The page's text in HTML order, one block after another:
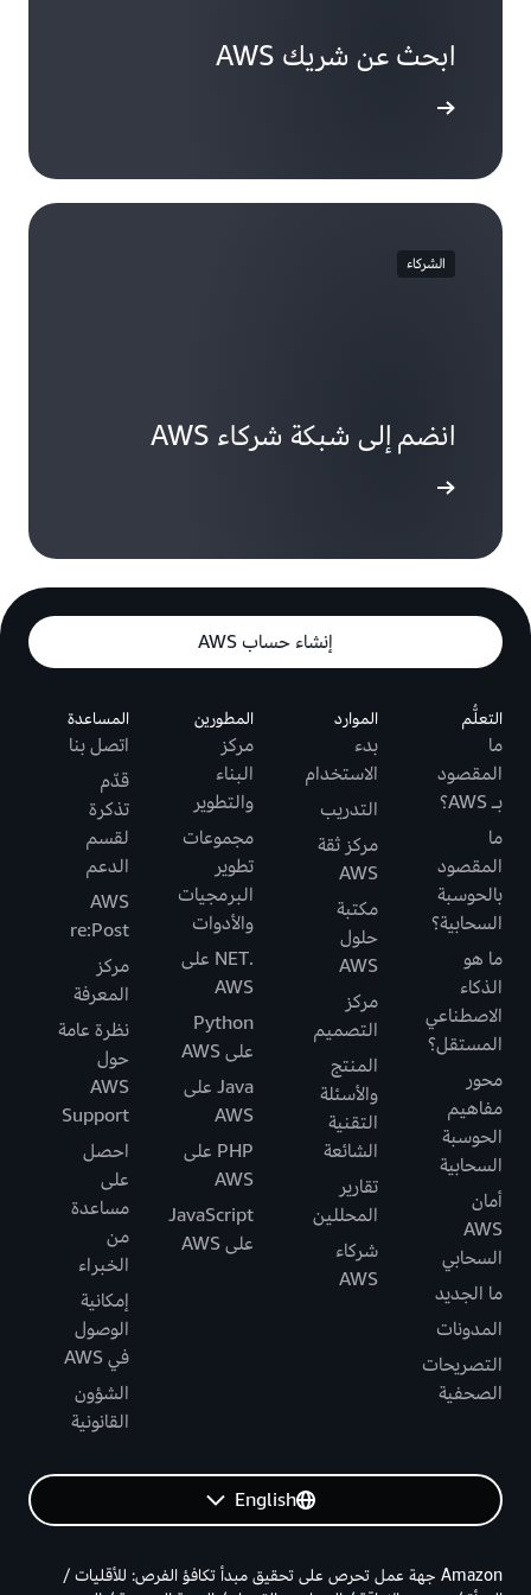
ابحث عن شريك AWS
الشركاء
انضم إلى شبكة شركاء AWS
إنشاء حساب AWS
التعلُّم
ما
المقصود
بـ AWS؟
ما
المقصود
بالحوسبة
السحابية؟
ما هو
الذكاء
الاصطناعي
المستقل؟
محور
مفاهيم
الحوسبة
السحابية
أمان
AWS
السحابي
ما الجديد
المدونات
التصريحات
الصحفية
الموارد
بدء
الاستخدام
التدريب
مركز ثقة
AWS
مكتبة
حلول
AWS
مركز
التصميم
المنتج
والأسئلة
التقنية
الشائعة
تقارير
المحللين
شركاء
AWS
المطورين
مركز
البناء
والتطوير
مجموعات
تطوير
البرمجيات
والأدوات
.NET على
AWS
Python
على AWS
Java على
AWS
PHP على
AWS
JavaScript
على AWS
المساعدة
اتصل بنا
قدّم
تذكرة
لقسم
الدعم
AWS
re:Post
مركز
المعرفة
نظرة عامة
حول
AWS
Support
احصل
على
مساعدة
من
الخبراء
إمكانية
الوصول
في AWS
الشؤون
القانونية
English
Amazon جهة عمل تحرص على تحقيق مبدأ تكافؤ الفرص: للأقليات /